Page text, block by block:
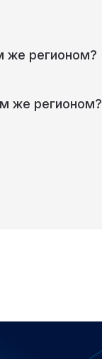
же регионом?
же регионом?